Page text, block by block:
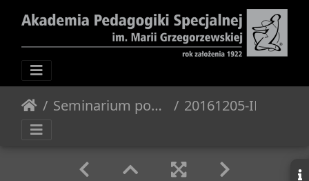
Seminarium post doktorskie - 2016.12.05 20161205-IMG 8887